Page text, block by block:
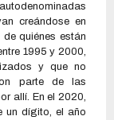
creándose en
quiénes están
1995 y 2000,
y que no
parte de las
allí. En el 2020,
un dígito, el año